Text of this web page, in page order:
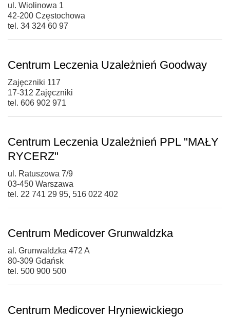
ul. Wiolinowa 1
42-200 Częstochowa
tel. 34 324 60 97
Centrum Leczenia Uzależnień Goodway
Zajęczniki 117
17-312 Zajęczniki
tel. 606 902 971
Centrum Leczenia Uzależnień PPL "MAŁY
RYCERZ"
ul. Ratuszowa 7/9
03-450 Warszawa
tel. 22 741 29 95, 516 022 402
Centrum Medicover Grunwaldzka
al. Grunwaldzka 472 A
80-309 Gdańsk
tel. 500 900 500
Centrum Medicover Hryniewickiego